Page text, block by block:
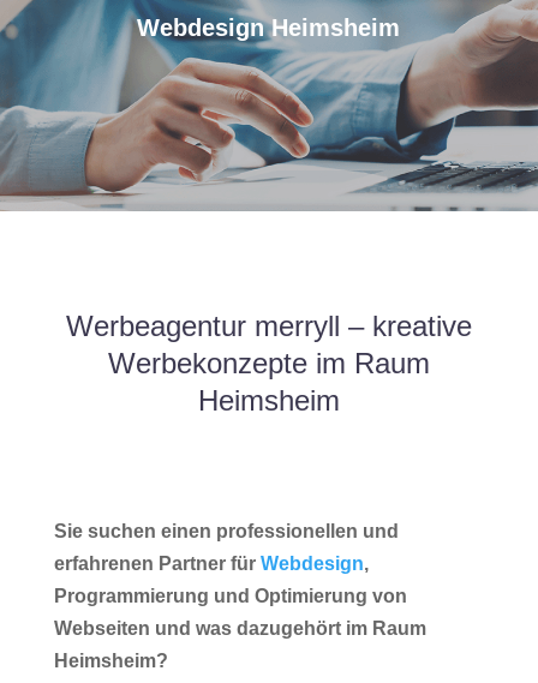
Webdesign Heimsheim
Werbeagentur merryll – kreative
Werbekonzepte im Raum
Heimsheim
Sie suchen einen professionellen und
erfahrenen Partner für Webdesign,
Programmierung und Optimierung von
Webseiten und was dazugehört im Raum
Heimsheim?